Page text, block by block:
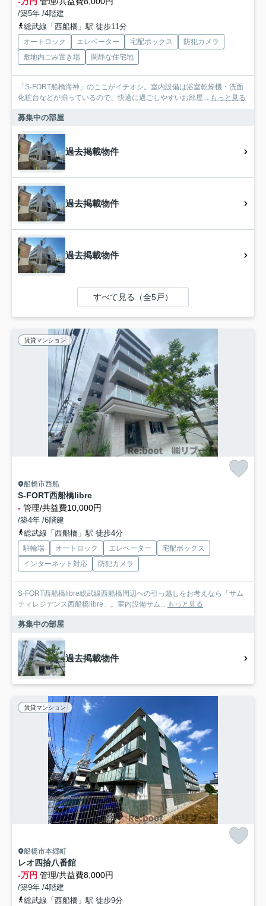
/築5年 /4階建
総武線「西船橋」駅 徒歩11分
オートロック エレベーター 宅配ボックス
防犯カメラ
敷地内ごみ置き場
閑静な住宅地
「S-FORT船橋海神」のここがイチオシ。室内設備は浴室乾燥機・洗面
化粧台などが揃っているので、快適に過ごしやすいお部屋... もっと見る
募集中の部屋
過去掲載物件
過去掲載物件
過去掲載物件
すべて見る（全5戸）
賃貸マンション
船橋市西船
S-FORT西船橋libre
- 管理/共益費10,000円
/築4年 /6階建
総武線「西船橋」駅 徒歩4分
駐輪場 オートロック エレベーター
宅配ボックス
インターネット対応
防犯カメラ
S-FORT西船橋libre総武線西船橋周辺への引っ越しをお考えなら「サム
ティレジデンス西船橋libre」。室内設備サム... もっと見る
募集中の部屋
過去掲載物件
賃貸マンション
船橋市本郷町
レオ四拾八番館
-万円 管理/共益費8,000円
/築9年 /4階建
総武線「西船橋」駅 徒歩9分